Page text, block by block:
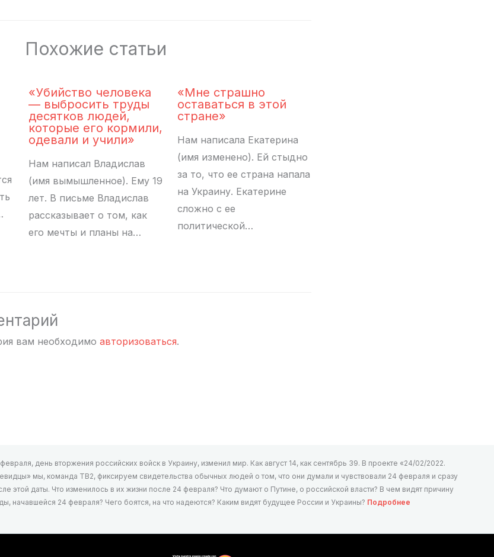
Похожие статьи
«Убийство человека
— выбросить труды
десятков людей,
которые его кормили,
одевали и учили»
Нам написал Владислав
(имя вымышленное). Ему 19
лет. В письме Владислав
рассказывает о том, как
его мечты и планы на…
«Мне страшно
оставаться в этой
стране»
Нам написала Екатерина
(имя изменено). Ей стыдно
за то, что ее страна напала
на Украину. Екатерине
сложно с ее
политической…
вам необходимо авторизоваться.
день вторжения российских войск в Украину, изменил мир. Как август 14, как сентябрь 39. В проекте «24/02/2022.
мы, команда ТВ2, фиксируем свидетельства обычных людей о том, что они думали и чувствовали 24 февраля и сразу
этой даты. Что изменилось в их жизни после 24 февраля? Что думают о Путине, о российской власти? В чем видят причину
начавшейся 24 февраля? Чего боятся, на что надеются? Каким видят будущее России и Украины? Подробнее